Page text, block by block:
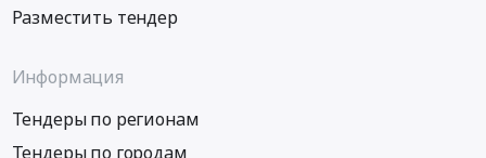
Разместить тендер
Информация
Тендеры по регионам
Тендеры по городам